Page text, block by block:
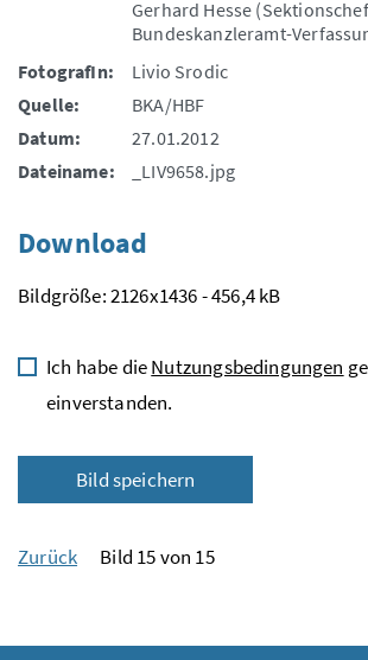
Gerhard Hesse (Sektionschef
Bundeskanzleramt-
FotografIn:
Livio Srodic
Quelle:
BKA/HBF
Datum:
27.01.2012
Dateiname:
_LIV9658.jpg
Download
Bildgröße: 2126x1436 - 456,4 kB
Ich habe dieNutzungsbedingungen
einverstanden.
Bild speichern
Zurück Bild 15 von 15